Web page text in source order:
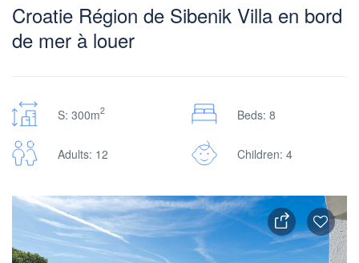
Croatie Région de Sibenik Villa en bord
de mer à louer
S: 300m2 Beds: 8
Adults: 12 Children: 4